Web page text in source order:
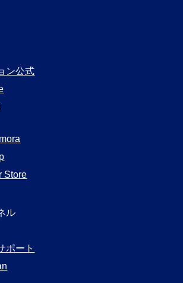
ン公式
Store
ル
ポート